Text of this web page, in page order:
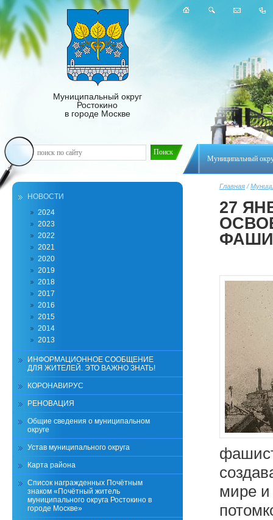
Муниципальный
Муниципальный округ
Ростокино
в городе Москве
Главная /
27
мире
НОВОСТИ
2024
2023
2022
2021
2020
2019
2018
2017
2016
2015
2014
2013
ИНФОРМАЦИОННОЕ СООБЩЕНИЕ
ДЛЯ ЖИТЕЛЕЙ. ЭТО ВАЖНО ЗНАТЬ!
КОРОНАВИРУС
РЕНОВАЦИЯ
Общие сведения о муниципальном
округе
Устав муниципального округа
Карта района
Список награжденных Почётным
знаком «Почётный житель
муниципального округа Ростокино в
городе Москве»